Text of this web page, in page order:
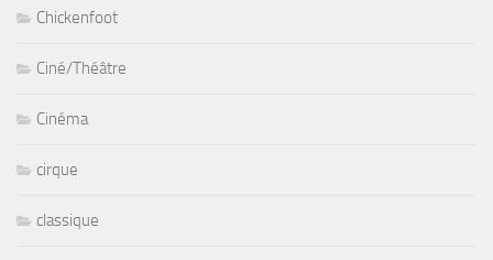
Chickenfoot
Ciné/Théâtre
Cinéma
cirque
classique